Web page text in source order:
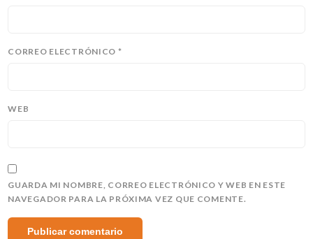
CORREO ELECTRÓNICO *
WEB
GUARDA MI NOMBRE, CORREO ELECTRÓNICO Y WEB EN ESTE
NAVEGADOR PARA LA PRÓXIMA VEZ QUE COMENTE.